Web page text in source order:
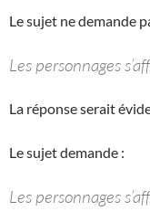
Le sujet ne demande
Les personnages
La réponse serait
Le sujet demande :
Les personnages